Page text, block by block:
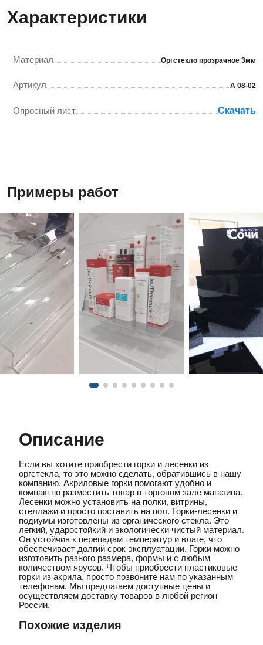
Характеристики
Материал Оргстекло прозрачное 3мм
Артикул А 08-02
Опросный лист Скачать
Примеры работ
Описание
Если вы хотите приобрести горки и лесенки из
оргстекла, то это можно сделать, обратившись в нашу
компанию. Акриловые горки помогают удобно и
компактно разместить товар в торговом зале магазина.
Лесенки можно установить на полки, витрины,
стеллажи и просто поставить на пол. Горки-лесенки и
подиумы изготовлены из органического стекла. Это
легкий, ударостойкий и экологически чистый материал.
Он устойчив к перепадам температур и влаге, что
обеспечивает долгий срок эксплуатации. Горки можно
изготовить разного размера, формы и с любым
количеством ярусов. Чтобы приобрести пластиковые
горки из акрила, просто позвоните нам по указанным
телефонам. Мы предлагаем доступные цены и
осуществляем доставку товаров в любой регион
России.
Похожие изделия